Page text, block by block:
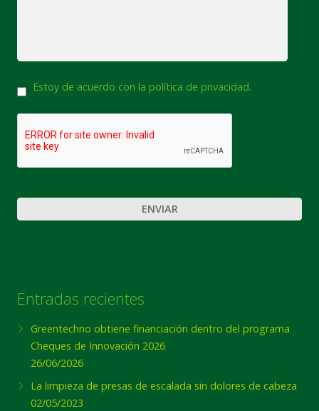
Consentimiento
Estoy de acuerdo con la política de privacidad.
CAPTCHA
Entradas recientes
Greentechno obtiene financiación dentro del programa
Cheques de Innovación 2026
26/06/2026
La limpieza de presas de escalada sin dolores de cabeza
02/05/2023